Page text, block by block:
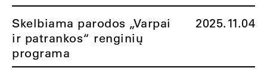
Skelbiama parodos „Varpai
ir patrankos“ renginių
programa
2025.11.04